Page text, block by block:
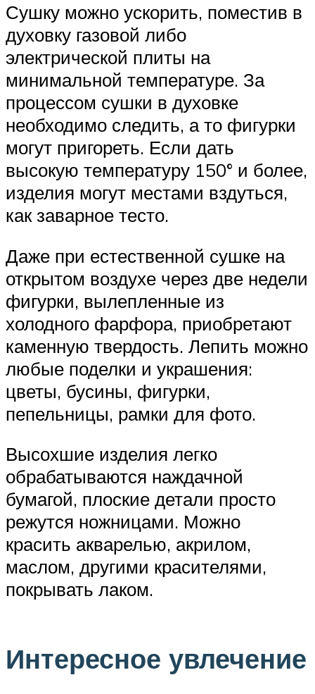
Сушку можно ускорить, поместив в
духовку газовой либо
электрической плиты на
минимальной температуре. За
процессом сушки в духовке
необходимо следить, а то фигурки
могут пригореть. Если дать
высокую температуру 150° и более,
изделия могут местами вздуться,
как заварное тесто.
Даже при естественной сушке на
открытом воздухе через две недели
фигурки, вылепленные из
холодного фарфора, приобретают
каменную твердость. Лепить можно
любые поделки и украшения:
цветы, бусины, фигурки,
пепельницы, рамки для фото.
Высохшие изделия легко
обрабатываются наждачной
бумагой, плоские детали просто
режутся ножницами. Можно
красить акварелью, акрилом,
маслом, другими красителями,
покрывать лаком.
Интересное увлечение